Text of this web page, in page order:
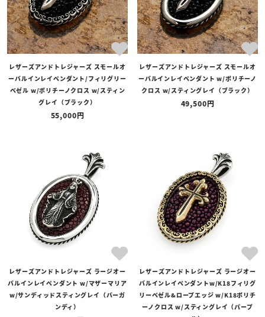
レザーズアンドトレジャーズ スモールオ
ーバルインレイペンダント/フィリグリー
ベゼル w/ポリチーノクロス w/スティン
グレイ（ブラック）
55,000
レザーズアンドトレジャーズ スモールオ
ーバルインレイペンダント w/ポリチーノ
クロス w/スティングレイ（ブラック）
49,500
レザーズアンドトレジャーズ ラージオー
バルインレイペンダント w/マザーマリア
w/サンディッドスティングレイ（バーガ
ンディ）
レザーズアンドトレジャーズ ラージオー
バルインレイペンダントw/K18フィリグ
リーベゼル&ロープエッジ w/K18ポリチ
ーノクロス w/スティングレイ（パープ